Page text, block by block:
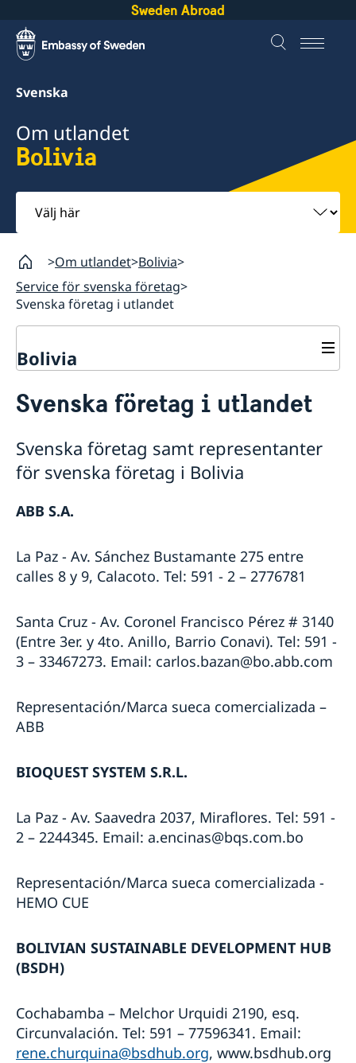
Sweden Abroad
Svenska
Om utlandet
Bolivia
Välj
här
Om utlandet Bolivia
Service för svenska företag
Svenska företag i utlandet
Bolivia
Larmcentraler
Provisoriskt pass
Samordningsnummer
Förnyelse av samordningsnummer
Medborgarskap
Registrera nyfödd utomlands
Anmälan om medborgarskap för barn födda utom­
Förlora och behålla svenskt medborgarskap
Levnadsintyg
Avgifter
Rösta i Bolivia 2026
Ambassadens reseinformation
Aktuella händelser
Terrorism
In- och utresebestämmelser
Hälso- och sjukvård
Lokala lagar och sedvänjor
Trafiksäkerhet
Service för svenska företag
Tjänster som erbjuds av svenska ambassaden
Svenska företag i utlandet
Antikorruption
Svenska företag i utlandet
Svenska företag samt representanter
för svenska företag i Bolivia
ABB S.A.
La Paz - Av. Sánchez Bustamante 275 entre
calles 8 y 9, Calacoto. Tel: 591 - 2 – 2776781
Santa Cruz - Av. Coronel Francisco Pérez # 3140
(Entre 3er. y 4to. Anillo, Barrio Conavi). Tel: 591 -
3 – 33467273. Email: carlos.bazan@bo.abb.com
Representación/Marca sueca comercializada –
ABB
BIOQUEST SYSTEM S.R.L.
La Paz - Av. Saavedra 2037, Miraflores. Tel: 591 -
2 – 2244345. Email: a.encinas@bqs.com.bo
Representación/Marca sueca comercializada -
HEMO CUE
BOLIVIAN SUSTAINABLE DEVELOPMENT HUB
(BSDH)
Cochabamba – Melchor Urquidi 2190, esq.
Circunvalación. Tel: 591 – 77596341. Email:
rene.churquina@bsdhub.org, www.bsdhub.org